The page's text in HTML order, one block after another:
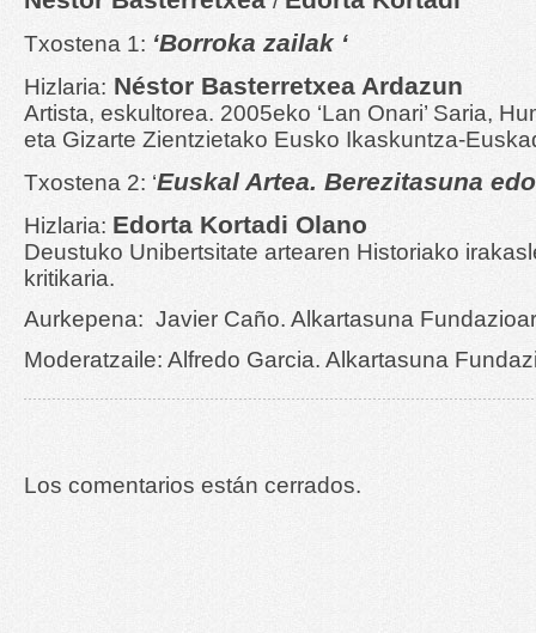
Txostena 1: ‘Borroka zailak ‘
Hizlaria: Néstor Basterretxea Ardazun
Artista, eskultorea. 2005eko ‘Lan Onari’ Saria,
eta Gizarte Zientzietako Eusko Ikaskuntza-
Txostena 2: ‘Euskal Artea. Berezitasuna
Hizlaria: Edorta Kortadi Olano
Deustuko Unibertsitate artearen Historiako
kritikaria.
Aurkepena: Javier Caño. Alkartasuna
Moderatzaile: Alfredo Garcia. Alkartasuna
Los comentarios están cerrados.